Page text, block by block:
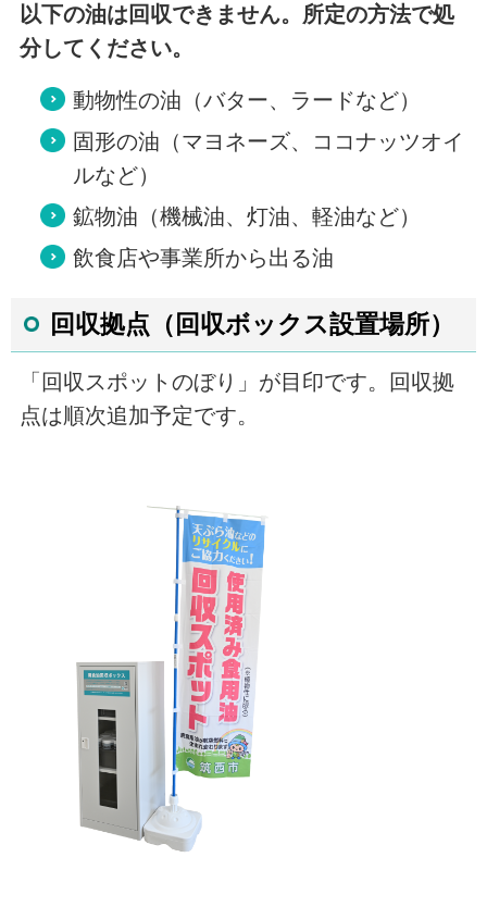
以下の油は回収できません。所定の方法で処
分してください。
動物性の油（バター、ラードなど）
固形の油（マヨネーズ、ココナッツオイ
ルなど）
鉱物油（機械油、灯油、軽油など）
飲食店や事業所から出る油
回収拠点（回収ボックス設置場所）
「回収スポットのぼり」が目印です。回収拠
点は順次追加予定です。